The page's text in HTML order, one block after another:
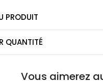
PRODUIT
QUANTITÉ
Vous aimerez